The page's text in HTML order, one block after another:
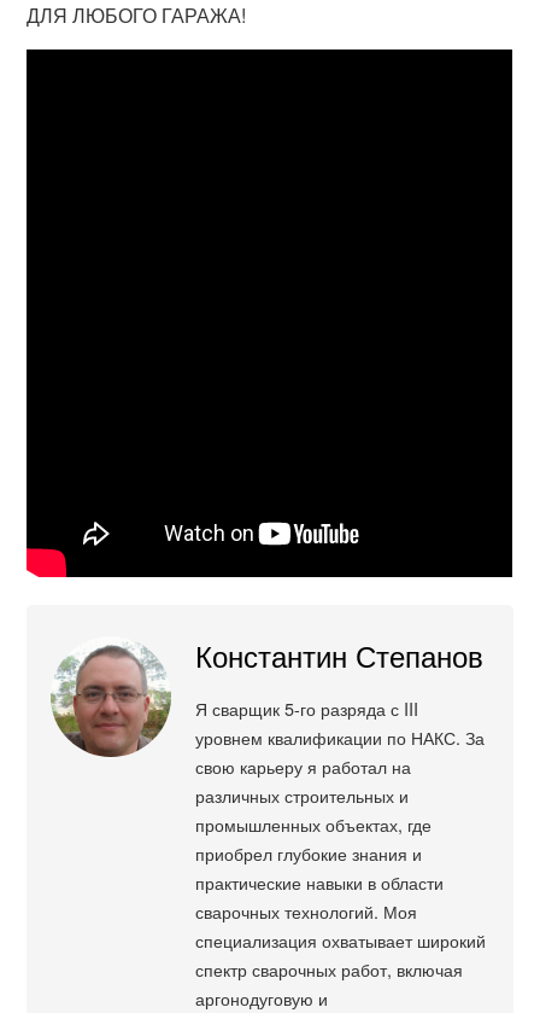
ДЛЯ ЛЮБОГО ГАРАЖА!
Константин Степанов
Я сварщик 5-го разряда с III
уровнем квалификации по НАКС. За
свою карьеру я работал на
различных строительных и
промышленных объектах, где
приобрел глубокие знания и
практические навыки в области
сварочных технологий. Моя
специализация охватывает широкий
спектр сварочных работ, включая
аргонодуговую и